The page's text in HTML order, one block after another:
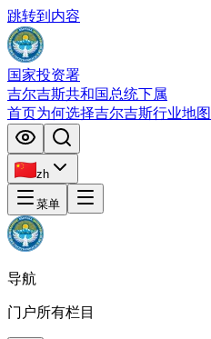
跳转到内容
国家投资署
吉尔吉斯共和国总统下属
首页为何选择吉尔吉斯行业地图
zh
菜单
导航
门户所有栏目